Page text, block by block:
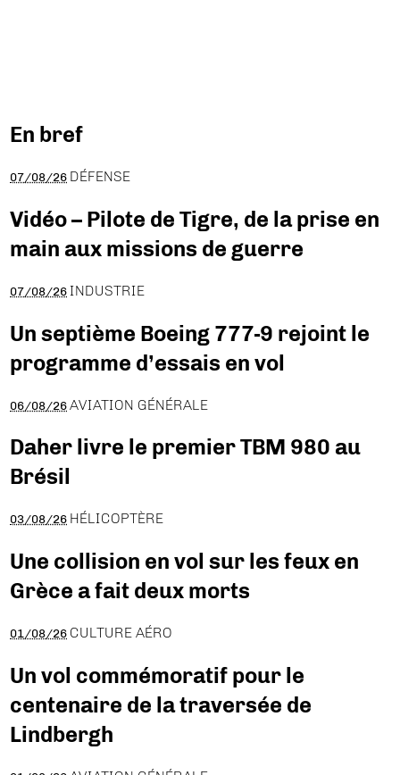
En bref
07/08/26 DÉFENSE
Vidéo – Pilote de Tigre, de la prise en
main aux missions de guerre
07/08/26 INDUSTRIE
Un septième Boeing 777-9 rejoint le
programme d’essais en vol
06/08/26 AVIATION GÉNÉRALE
Daher livre le premier TBM 980 au
Brésil
03/08/26 HÉLICOPTÈRE
Une collision en vol sur les feux en
Grèce a fait deux morts
01/08/26 CULTURE AÉRO
Un vol commémoratif pour le
centenaire de la traversée de
Lindbergh